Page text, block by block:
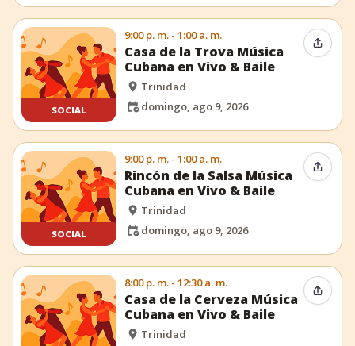
SOCIAL
9:00 p. m. - 1:00 a. m.
Casa de la Trova Música
Cubana en Vivo & Baile
Trinidad
domingo, ago 9, 2026
SOCIAL
9:00 p. m. - 1:00 a. m.
Rincón de la Salsa Música
Cubana en Vivo & Baile
Trinidad
domingo, ago 9, 2026
8:00 p. m. - 12:30 a. m.
Casa de la Cerveza Música
Cubana en Vivo & Baile
Trinidad